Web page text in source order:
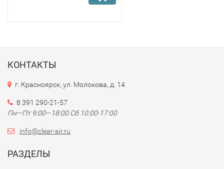
КОНТАКТЫ
г. Красноярск, ул. Молокова, д. 14
8 391 290-21-57
Пн—Пт 9:00—18:00 Сб 10:00-17:00
info@clear-air.ru
РАЗДЕЛЫ